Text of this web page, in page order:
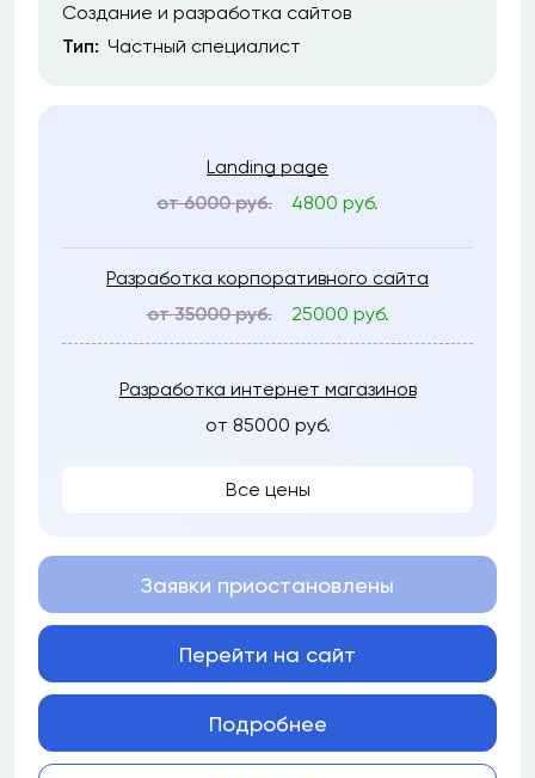
Создание и разработка сайтов
Тип: Частный специалист
Landing page
от 6000 руб.
4800 руб.
Разработка корпоративного сайта
от 35000 руб.
25000 руб.
Разработка интернет магазинов
от 85000 руб.
Все цены
Заявки приостановлены
Перейти на сайт
Подробнее